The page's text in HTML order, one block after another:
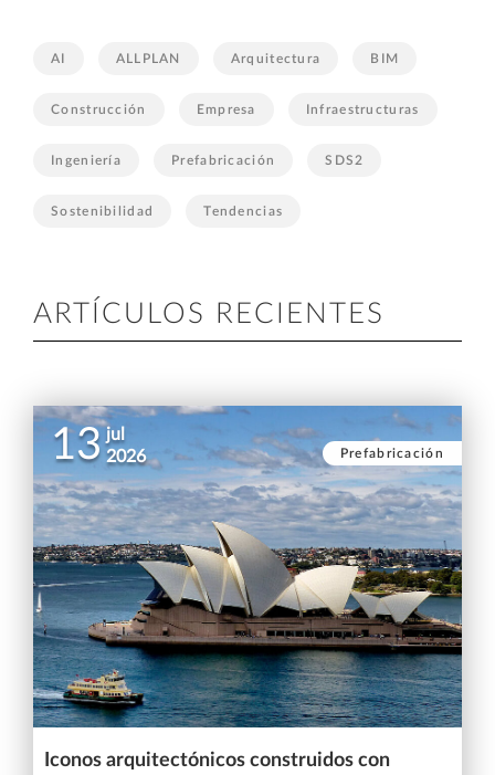
AI ALLPLAN Arquitectura BIM
Construcción Empresa Infraestructuras
Ingeniería Prefabricación SDS2
Sostenibilidad Tendencias
ARTÍCULOS RECIENTES
13 jul
2026
Prefabricación
Iconos arquitectónicos construidos con